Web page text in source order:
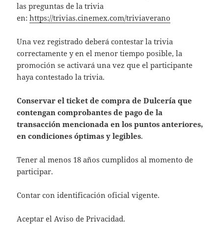
las preguntas de la trivia
en:https://trivias.cinemex.com/triviaverano
Una vez registrado deberá contestar la trivia
correctamente y en el menor tiempo posible, la
promoción se activará una vez que el participante
haya contestado la trivia.
Conservar el ticket de compra de Dulcería que
contengan comprobantes de pago de la
transacción mencionada en los puntos anteriores,
en condiciones óptimas y legibles.
Tener al menos 18 años cumplidos al momento de
participar.
Contar con identificación oficial vigente.
Aceptar el Aviso de Privacidad.